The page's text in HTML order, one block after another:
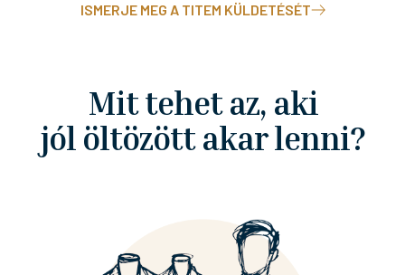
ISMERJE MEG A TITEM KÜLDETÉSÉT
Mit tehet az, aki
jól öltözött akar lenni?